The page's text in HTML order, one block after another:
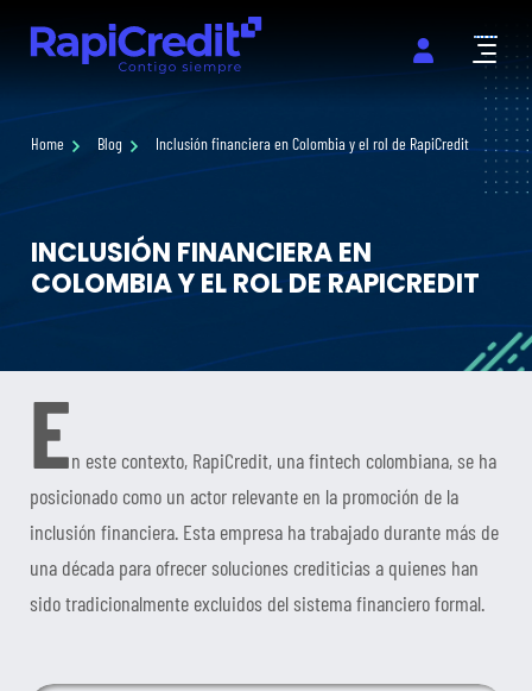
Abrir
INCLUSIÓN FINANCIERA EN
COLOMBIA Y EL ROL DE RAPICREDIT
Home Blog Inclusión financiera en Colombia y el rol de RapiCredit
En este contexto, RapiCredit, una fintech colombiana, se ha
posicionado como un actor relevante en la promoción de la
inclusión financiera. Esta empresa ha trabajado durante más de
una década para ofrecer soluciones crediticias a quienes han
sido tradicionalmente excluidos del sistema financiero formal.